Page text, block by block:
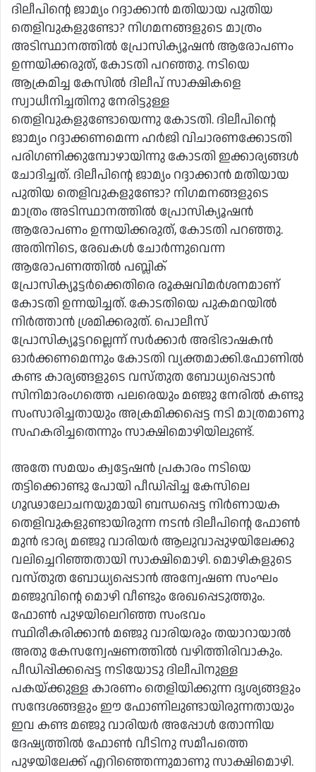
ദിലീപിന്റെ ജാമ്യം റദ്ദാക്കാന്‍ മതിയായ പുതിയ
തെളിവുകളുണ്ടോ? നിഗമനങ്ങളുടെ മാത്രം
അടിസ്ഥാനത്തില്‍ പ്രോസിക്യൂഷന്‍ ആരോപണം
ഉന്നയിക്കരുത്, കോടതി പറഞ്ഞു. നടിയെ
ആക്രമിച്ച കേസില്‍ ദിലീപ് സാക്ഷികളെ
സ്വാധീനിച്ചതിനു നേരിട്ടുള്ള
തെളിവുകളുണ്ടോയെന്നു കോടതി. ദിലീപിന്റെ
ജാമ്യം റദ്ദാക്കണമെന്ന ഹര്‍ജി വിചാരണക്കോടതി
പരിഗണിക്കുമ്പോഴായിന്നു കോടതി ഇക്കാര്യങ്ങൾ
ചോദിച്ചത്. ദിലീപിന്റെ ജാമ്യം റദ്ദാക്കാന്‍ മതിയായ
പുതിയ തെളിവുകളുണ്ടോ? നിഗമനങ്ങളുടെ
മാത്രം അടിസ്ഥാനത്തില്‍ പ്രോസിക്യൂഷന്‍
ആരോപണം ഉന്നയിക്കരുത്, കോടതി പറഞ്ഞു.
അതിനിടെ, രേഖകള്‍ ചോര്‍ന്നുവെന്ന
ആരോപണത്തില്‍ പബ്ലിക്
പ്രോസിക്യൂട്ടര്‍ക്കെതിരെ രൂക്ഷവിമര്‍ശനമാണ്
കോടതി ഉന്നയിച്ചത്. കോടതിയെ പുകമറയില്‍
നിര്‍ത്താന്‍ ശ്രമിക്കരുത്. പൊലീസ്
പ്രോസിക്യൂട്ടറല്ലെന്ന് സര്‍ക്കാര്‍ അഭിഭാഷകന്‍
ഓര്‍ക്കണമെന്നും കോടതി വ്യക്തമാക്കി.ഫോണില്‍
കണ്ട കാര്യങ്ങളുടെ വസ്തുത ബോധ്യപ്പെടാന്‍
സിനിമാരംഗത്തെ പലരെയും മഞ്ജു നേരില്‍ കണ്ടു
സംസാരിച്ചതായും അക്രമിക്കപ്പെട്ട നടി മാത്രമാണു
സഹകരിച്ചതെന്നും സാക്ഷിമൊഴിയിലുണ്ട്.
അതേ സമയം ക്വട്ടേഷന്‍ പ്രകാരം നടിയെ
തട്ടിക്കൊണ്ടു പോയി പീഡിപ്പിച്ച കേസിലെ
ഗൂഢാലോചനയുമായി ബന്ധപ്പെട്ട നിര്‍ണായക
തെളിവുകളുണ്ടായിരുന്ന നടന്‍ ദിലീപിന്റെ ഫോണ്‍
മുന്‍ ഭാര്യ മഞ്ജു വാരിയര്‍ ആലുവാപ്പുഴയിലേക്കു
വലിച്ചെറിഞ്ഞതായി സാക്ഷിമൊഴി. മൊഴികളുടെ
വസ്തുത ബോധ്യപ്പെടാന്‍ അന്വേഷണ സംഘം
മഞ്ജുവിന്റെ മൊഴി വീണ്ടും രേഖപ്പെടുത്തും.
ഫോണ്‍ പുഴയിലെറിഞ്ഞ സംഭവം
സ്ഥിരീകരിക്കാന്‍ മഞ്ജു വാരിയരും തയാറായാല്‍
അതു കേസന്വേഷണത്തില്‍ വഴിത്തിരിവാകും.
പീഡിപ്പിക്കപ്പെട്ട നടിയോടു ദിലീപിനുള്ള
പകയ്ക്കുള്ള കാരണം തെളിയിക്കുന്ന ദൃശ്യങ്ങളും
സന്ദേശങ്ങളും ഈ ഫോണിലുണ്ടായിരുന്നതായും
ഇവ കണ്ട മഞ്ജു വാരിയര്‍ അപ്പോള്‍ തോന്നിയ
ദേഷ്യത്തില്‍ ഫോണ്‍ വീടിനു സമീപത്തെ
പുഴയിലേക്ക് എറിഞ്ഞെന്നുമാണു സാക്ഷിമൊഴി.